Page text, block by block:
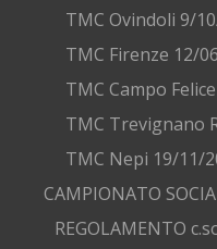
TMC Ovindoli 9/
TMC Firenze 12/
TMC Campo
TMC Trevignano
TMC Nepi 19/11/
CAMPIONATO
REGOLAMENTO